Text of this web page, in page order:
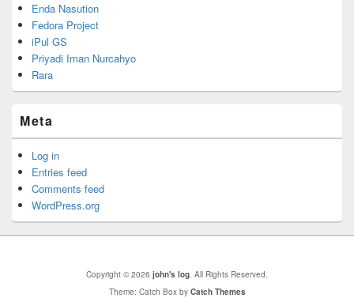
Enda Nasution
Fedora Project
iPul GS
Priyadi Iman Nurcahyo
Rara
Meta
Log in
Entries feed
Comments feed
WordPress.org
Copyright © 2026 john's log. All Rights Reserved.
Theme: Catch Box by Catch Themes